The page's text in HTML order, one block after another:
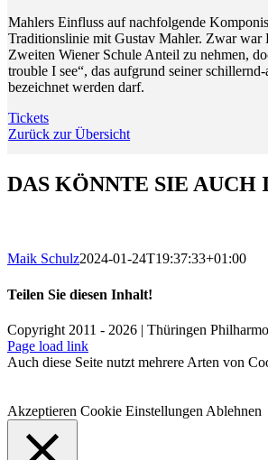
Mahlers Einfluss auf nachfolgende
Traditionslinie mit Gustav Mahler. Zwar
Zweiten Wiener Schule Anteil zu nehmen,
trouble I see“, das aufgrund seiner
bezeichnet werden darf.
Tickets
Zurück zur Übersicht
DAS KÖNNTE SIE AUCH
Maik Schulz2024-01-24T19:37:33+01:00
Teilen Sie diesen Inhalt!
Facebook
X
LinkedIn
E-
Mail
Copyright 2011 - 2026 | Thüringen
Facebook
Instagram
WhatsApp
YouTube
E-
Mail
Telefon
Page load link
Auch diese Seite nutzt mehrere Arten von
Akzeptieren Cookie Einstellungen Ablehnen